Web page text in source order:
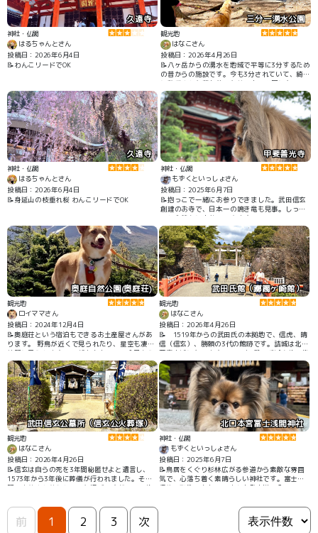
久遠寺
神社・仏閣
はるちゃんとさん
投稿日：2026年6月4日
📝わんこリードでOK
三分一湧水公園
観光地
はなこさん
投稿日：2026年4月26日
📝八ヶ岳からの湧水を地域で平等に3分するため
の昔からの施設です。今も3分されていて、綺麗
に整備された落ち着いた林の中の公園になって
います。近くに三分一湧水館があり、歴史も分
かりますが、行った時はあいにく休館日でした
😅
久遠寺
神社・仏閣
はるちゃんとさん
投稿日：2026年6月4日
📝身延山の枝垂れ桜 わんこリードでOK
甲斐善光寺
神社・仏閣
もずくといっしょさん
投稿日：2025年6月7日
📝抱っこで一緒にお参りできました。武田信玄
創建のお寺で、日本一の鳴き竜も見事。しっと
りと心静かにお参りできます。
奥庭自然公園(奥庭荘)
観光地
ロイママさん
投稿日：2024年12月4日
📝奥庭荘という宿泊もできるお土産屋さんがあ
ります。 野鳥が近くで見られたり、星空も凄く
綺麗に見られます。 展望台もあり、五合目から
見る富士山も凄いです。 晴天はもちろんです
が、曇りでも雲海が見られるのでこれもまたス
テキです。
武田氏館（躑躅ヶ崎館）
観光地
はなこさん
投稿日：2026年4月26日
📝 1519年からの武田氏の本拠地で、信虎、晴
信（信玄）、勝頼の3代の館跡です。詰城は北の
要害山城になります。1582年 武田氏滅亡後、徳
川により拡張されています。甲府城の築城によ
り廃棄されました。1919年に跡地の中心部に武
田神社が創建されました。ワンコと一緒に参拝
し、門跡や館跡を見ることができます。宝物殿
も見事でした。
武田信玄公墓所（信玄公火葬塚）
観光地
はなこさん
投稿日：2026年4月26日
📝信玄は自らの死を3年間秘匿せよと遺言し、
1573年から3年後に葬儀が行われました。その
間、火葬され葬られていた場所ですが、その後
発掘されて公になった墓所です。
北口本宮冨士浅間神社
神社・仏閣
もずくといっしょさん
投稿日：2025年6月7日
📝鳥居をくぐり杉林広がる参道から素敵な雰囲
気で、心落ち着く素晴らしい神社です。富士山
信仰の聖地でもあり、富士山登山道の入り口で
前 1 2 3 次